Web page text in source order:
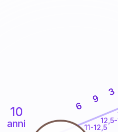
10
anni 11-12,5
6
9
3